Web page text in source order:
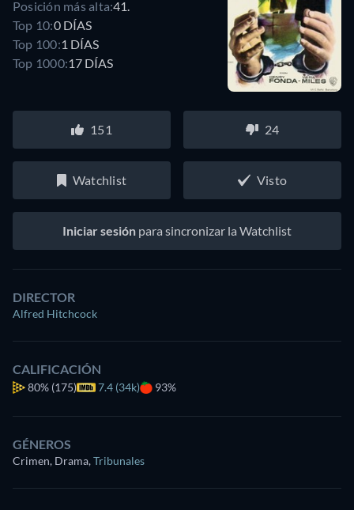
Posición más alta:41.
Top 10:0 DÍAS
Top 100:1 DÍAS
Top 1000:17 DÍAS
151 24
Watchlist Visto
Iniciar sesión para sincronizar la Watchlist
DIRECTOR
Alfred Hitchcock
CALIFICACIÓN
80% (175) 7.4 (34k) 93%
GÉNEROS
Crimen, Drama,Tribunales